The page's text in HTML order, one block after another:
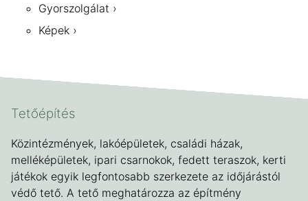
Gyorszolgálat
Képek
Tetőépítés
Közintézmények, lakóépületek, családi házak,
melléképületek, ipari csarnokok, fedett teraszok, kerti
játékok egyik legfontosabb szerkezete az időjárástól
védő tető. A tető meghatározza az építmény